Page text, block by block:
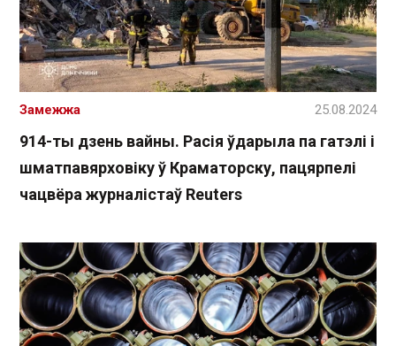
914-ты дзень вайны. Расія ўдарыла па гатэлі і
шматпавярховіку ў Краматорску, пацярпелі
чацвёра журналістаў Reuters
Замежжа 25.08.2024